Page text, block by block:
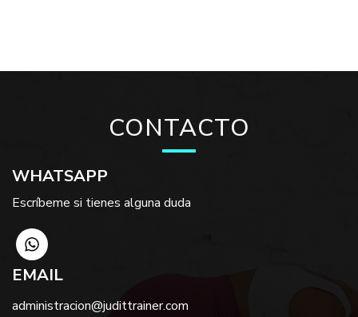
CONTACTO
WHATSAPP
Escríbeme si tienes alguna duda
EMAIL
administracion@judittrainer.com